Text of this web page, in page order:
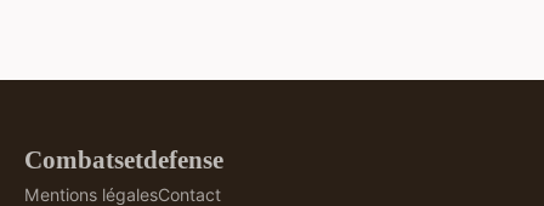
Combatsetdefense
Mentions légalesContact